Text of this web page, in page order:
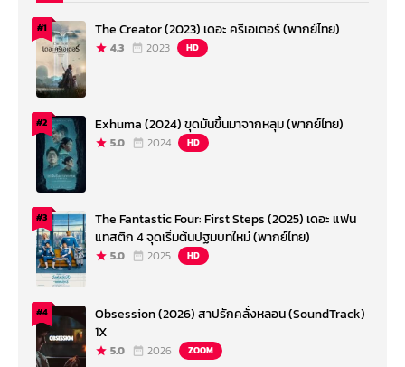
#1 The Creator (2023) เดอะ ครีเอเตอร์ (พากย์ไทย)
4.3 2023 HD
#2 Exhuma (2024) ขุดมันขึ้นมาจากหลุม (พากย์ไทย)
5.0 2024 HD
#3
The Fantastic Four: First Steps (2025) เดอะ แฟน
แทสติก 4 จุดเริ่มต้นปฐมบทใหม่ (พากย์ไทย)
5.0 2025 HD
#4
Obsession (2026) สาปรักคลั่งหลอน (SoundTrack)
1X
5.0 2026 ZOOM